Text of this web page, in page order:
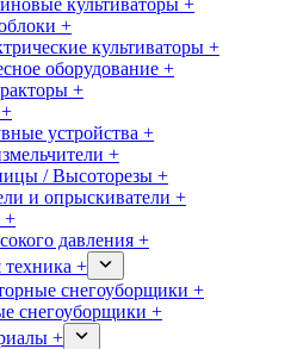
культиваторы +
+
культиваторы +
оборудование +
+
устройства +
+
/ Высоторезы +
и опрыскиватели +
+
давления +
техника +
снегоуборщики +
снегоуборщики +
+